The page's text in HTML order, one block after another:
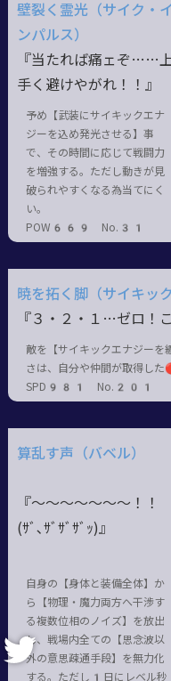
壁裂く霊光（サイク・イ
ンパルス）
『当たれば痛ェぞ……
手く避けやがれ！！』
予め【武装にサイキックエナ
ジーを込め発光させる】事
で、その時間に応じて戦闘力
を増強する。ただし動きが見
破られやすくなる為当てにく
い。
POW669 No.31
暁を拓く脚（サイキッ
『３・２・１…ゼロ！
敵を【サイキックエナジーを
さは、自分や仲間が取得した
SPD981 No.201
算乱す声（バベル）
『～～～～～～～！！
(ｻﾞ､ｻﾞｻﾞｻﾞｯ)』
自身の【身体と装備全体】か
ら【物理・魔力両方へ干渉す
る複数位相のノイズ】を放出
し、戦場内全ての【思念波以
外の意思疎通手段】を無力化
する。ただし1日にレベル秒